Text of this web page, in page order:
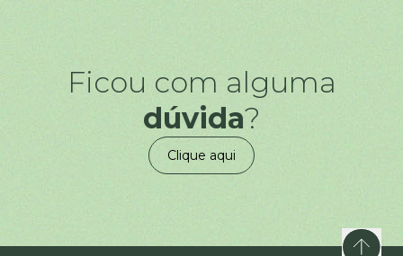
Ficou com alguma
dúvida?
Clique aqui